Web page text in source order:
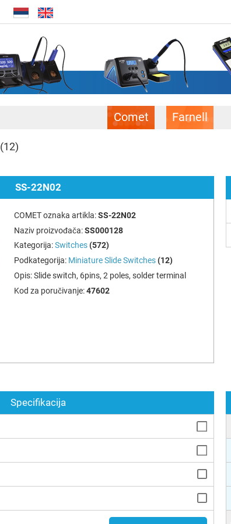
Comet Farnell
(12)
SS-22N02
COMET oznaka artikla:SS-22N02
Naziv proizvođača:SS000128
Kategorija:Switches (572)
Podkategorija: Miniature Slide Switches (12)
Opis:Slide switch, 6pins, 2 poles, solder terminal
Kod za poručivanje:47602
Specifikacija